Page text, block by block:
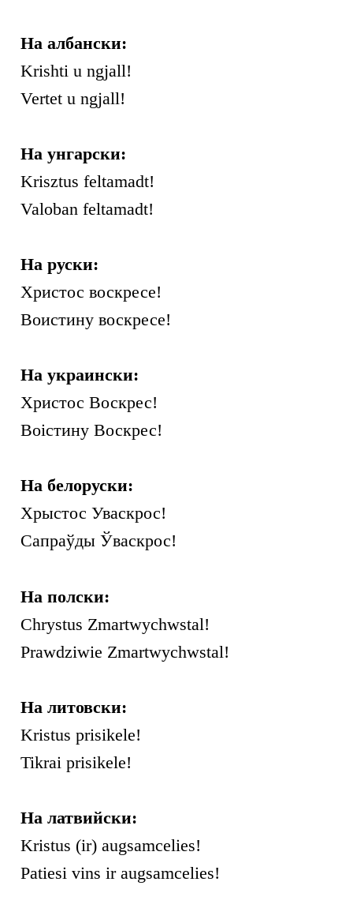
На албански:
Krishti u ngjall!
Vertet u ngjall!
На унгарски:
Krisztus feltamadt!
Valoban feltamadt!
На руски:
Христос воскресе!
Воистину воскресе!
На украински:
Христос Воскрес!
Воістину Воскрес!
На белоруски:
Хрыстос Уваскрос!
Сапраўды Ўваскрос!
На полски:
Chrystus Zmartwychwstal!
Prawdziwie Zmartwychwstal!
На литовски:
Kristus prisikele!
Tikrai prisikele!
На латвийски:
Kristus (ir) augsamcelies!
Patiesi vins ir augsamcelies!